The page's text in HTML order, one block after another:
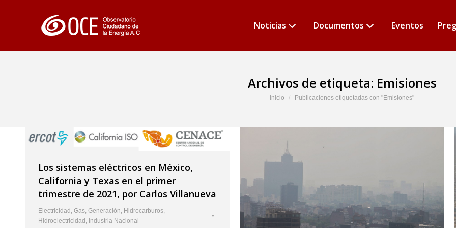
Noticias Documentos Eventos
Archivos de etiqueta: Emisiones
Estás aquí:
Inicio Publicaciones etiquetadas con "Emisiones"
Los sistemas eléctricos en México,
California y Texas en el primer
trimestre de 2021, por Carlos Villanueva
Electricidad , Gas, Generación, Hidrocarburos,
Hidroelectricidad , Industria Nacional